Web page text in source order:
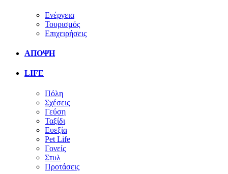
Ενέργεια
Τουρισμός
Επιχειρήσεις
ΑΠΟΨΗ
LIFE
Πόλη
Σχέσεις
Γεύση
Ταξίδι
Ευεξία
Pet Life
Γονείς
Στυλ
Προτάσεις